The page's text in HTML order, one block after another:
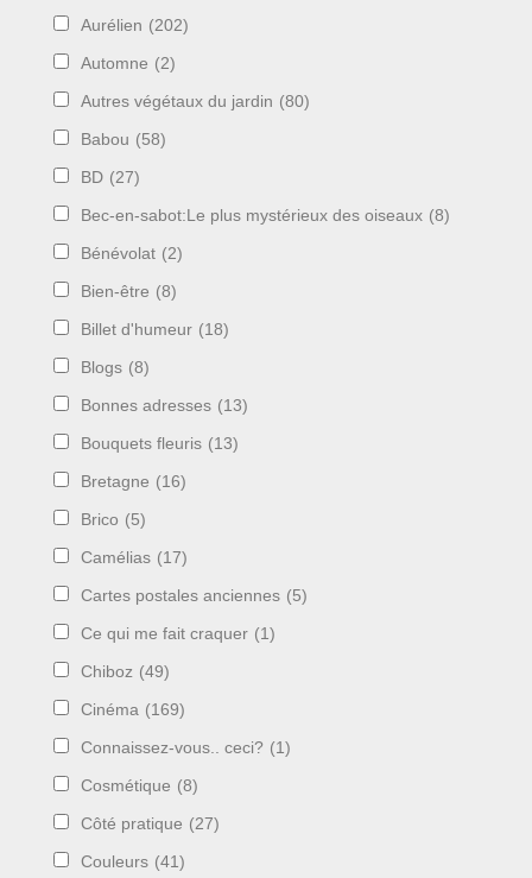
Aurélien (202)
Automne (2)
Autres végétaux du jardin (80)
Babou (58)
BD (27)
Bec-en-sabot:Le plus mystérieux des oiseaux (8)
Bénévolat (2)
Bien-être (8)
Billet d'humeur (18)
Blogs (8)
Bonnes adresses (13)
Bouquets fleuris (13)
Bretagne (16)
Brico (5)
Camélias (17)
Cartes postales anciennes (5)
Ce qui me fait craquer (1)
Chiboz (49)
Cinéma (169)
Connaissez-vous.. ceci? (1)
Cosmétique (8)
Côté pratique (27)
Couleurs (41)